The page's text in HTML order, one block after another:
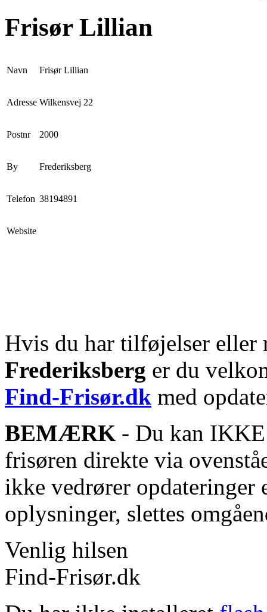
Frisør Lillian
Navn Frisør Lillian
Adresse Wilkensvej 22
Postnr 2000
By Frederiksberg
Telefon 38194891
Website
Hvis du har tilføjelser eller
Frederiksberg er du
Find-Frisør.dk med
BEMÆRK - Du kan IKKE
frisøren direkte via
ikke vedrører opdateringer
oplysninger, slettes
Venlig hilsen
Find-Frisør.dk